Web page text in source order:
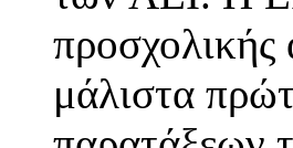
προσχολικής
μάλιστα